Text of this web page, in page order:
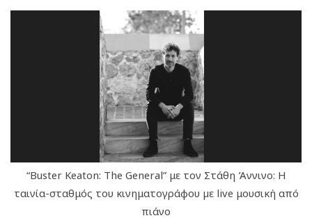
“Buster Keaton: The General” με τον Στάθη Άννινο: Η
ταινία-σταθμός του κινηματογράφου µε live μουσική από
πιάνο